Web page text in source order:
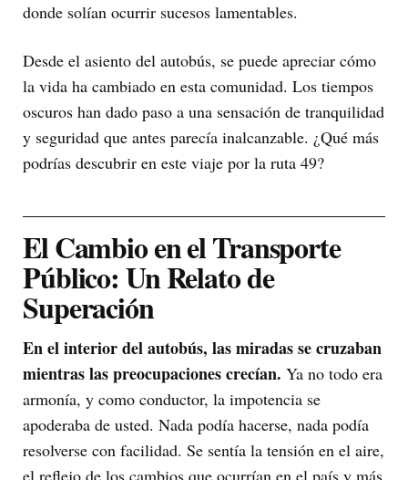
donde solían ocurrir sucesos lamentables.
Desde el asiento del autobús, se puede apreciar cómo
la vida ha cambiado en esta comunidad. Los tiempos
oscuros han dado paso a una sensación de tranquilidad
y seguridad que antes parecía inalcanzable. ¿Qué más
podrías descubrir en este viaje por la ruta 49?
El Cambio en el Transporte
Público: Un Relato de
Superación
En el interior del autobús, las miradas se cruzaban
mientras las preocupaciones crecían. Ya no todo era
armonía, y como conductor, la impotencia se
apoderaba de usted. Nada podía hacerse, nada podía
resolverse con facilidad. Se sentía la tensión en el aire,
el reflejo de los cambios que ocurrían en el país y más